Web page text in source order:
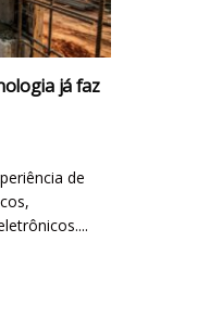
já faz
de